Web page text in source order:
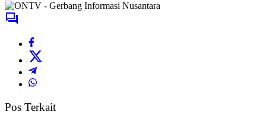
Pos Terkait